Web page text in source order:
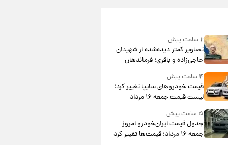
۲ ساعت پیش
تصاویر کمتر دیده‌شده از شهیدان
حاجی‌زاده و باقری؛ فرماندهان
شهید هوافضای ایران
۴ ساعت پیش
قیمت خودروهای سایپا تغییر کرد؛
لیست قیمت جمعه ۱۶ مرداد
منتشر شد
۵ ساعت پیش
جدول قیمت ایران‌خودرو امروز
جمعه ۱۶ مرداد؛ قیمت‌ها تغییر کرد